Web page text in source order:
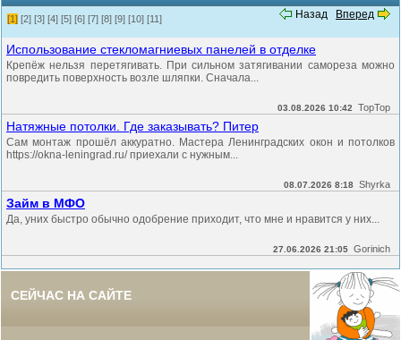
Назад Вперед
[1] [2] [3] [4] [5] [6] [7] [8] [9] [10] [11]
Использование стекломагниевых панелей в отделке
Крепёж нельзя перетягивать. При сильном затягивании самореза можно
повредить поверхность возле шляпки. Сначала...
03.08.2026 10:42 TopTop
Натяжные потолки. Где заказывать? Питер
Сам монтаж прошёл аккуратно. Мастера Ленинградских окон и потолков
https://okna-leningrad.ru/ приехали с нужным...
08.07.2026 8:18 Shyrka
Займ в МФО
Да, уних быстро обычно одобрение приходит, что мне и нравится у них...
27.06.2026 21:05 Gorinich
СЕЙЧАС НА САЙТЕ